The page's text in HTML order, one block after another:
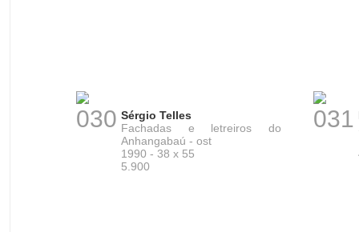
030 Sérgio Telles
Fachadas e letreiros do
Anhangabaú - ost
1990 - 38 x 55
5.900
031